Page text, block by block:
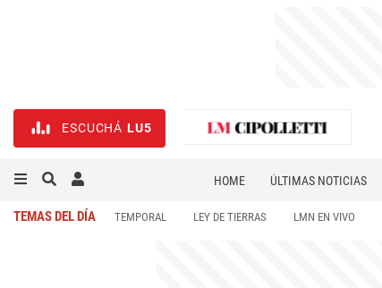
ESCUCHÁ LU5
HOME ÚLTIMAS NOTICIAS
TEMAS DEL DÍA TEMPORAL LEY DE TIERRAS LMN EN VIVO